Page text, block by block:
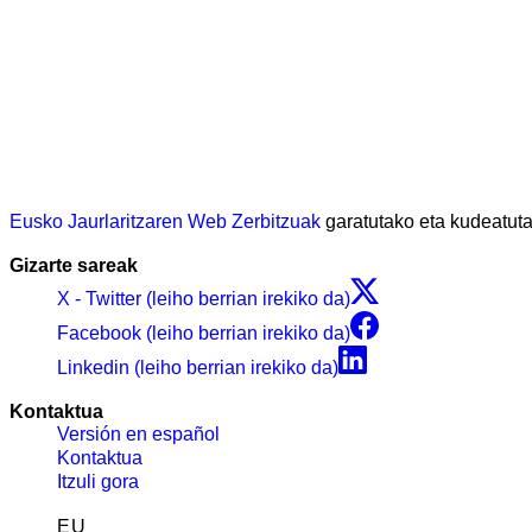
Eusko Jaurlaritzaren Web Zerbitzuak garatutako eta
Gizarte sareak
X - Twitter (leiho berrian irekiko da)
Facebook (leiho berrian irekiko da)
Linkedin (leiho berrian irekiko da)
Kontaktua
Versión en español
Kontaktua
Itzuli gora
EU